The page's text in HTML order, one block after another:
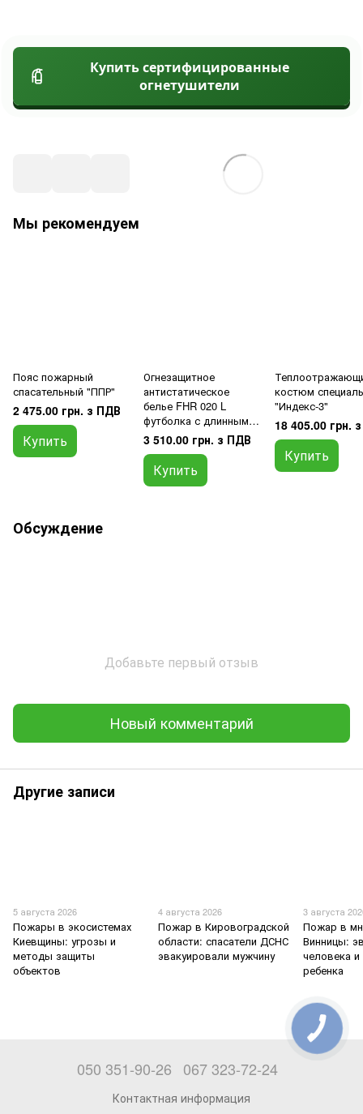
Купить сертифицированные
огнетушители
Мы рекомендуем
Пояс пожарный
спасательный "ППР"
2 475.00 грн. з ПДВ
Купить
Огнезащитное
антистатическое
белье FHR 020 L
футболка с длинным
рукавом - размер XXL
3 510.00 грн. з ПДВ
Купить
костюм
"Индекс-3"
18 405.00 грн.
Купить
Обсуждение
Добавьте первый отзыв
Новый комментарий
Другие записи
5 августа 2026
Пожары в экосистемах
Киевщины: угрозы и
методы защиты
объектов
4 августа 2026
Пожар в Кировоградской
области: спасатели ДСНС
эвакуировали мужчину
3 августа
Пожар в
Винницы:
человека и
ребенка
050 351-90-26 067 323-72-24
Контактная информация